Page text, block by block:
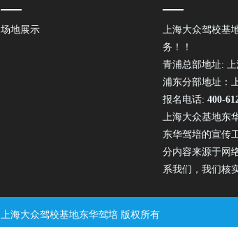
场地展示
上海大众驾校基
务！！
青浦总部地址:
浦东分部地址：
报名电话:400-
上海大众基地东
东华驾培的宣传
分内容来源于网
系我们，我们核
上海大众驾校基地东华驾培 版权所有